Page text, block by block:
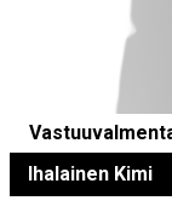
Ihalainen Kimi